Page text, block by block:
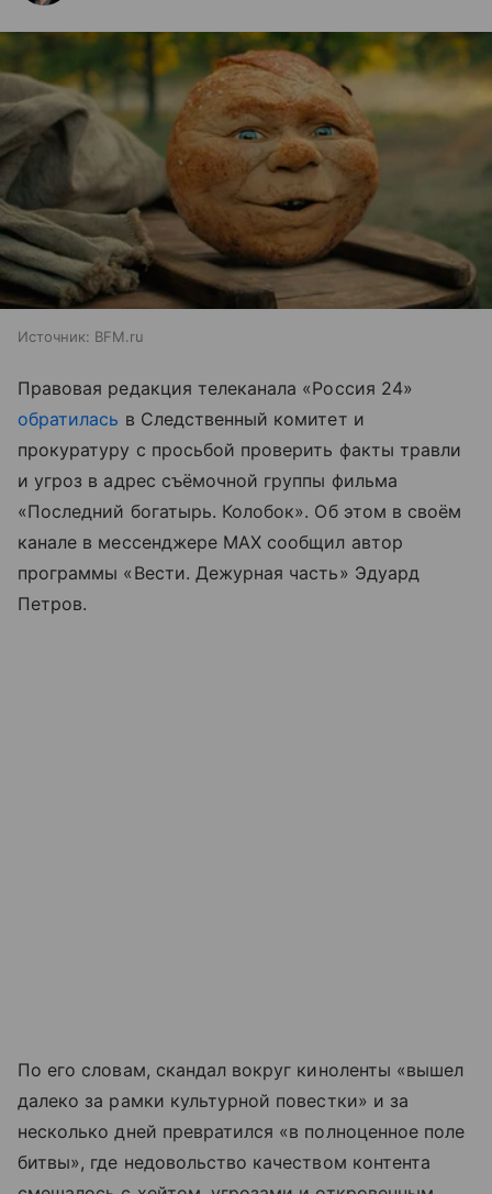
Источник: BFM.ru
Правовая редакция телеканала «Россия 24»
обратилась в Следственный комитет и
прокуратуру с просьбой проверить факты травли
и угроз в адрес съёмочной группы фильма
«Последний богатырь. Колобок». Об этом в своём
канале в мессенджере MAX сообщил автор
программы «Вести. Дежурная часть» Эдуард
Петров.
По его словам, скандал вокруг киноленты «вышел
далеко за рамки культурной повестки» и за
несколько дней превратился «в полноценное поле
битвы», где недовольство качеством контента